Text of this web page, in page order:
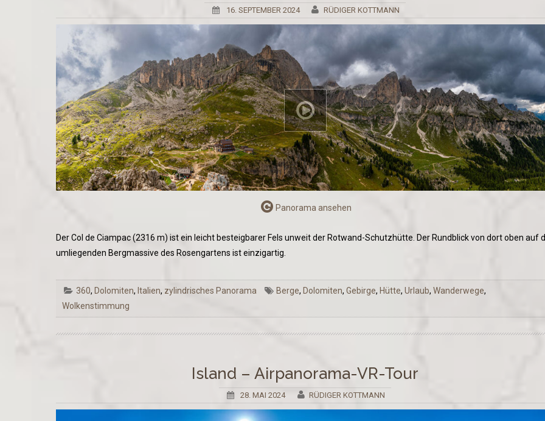
16. SEPTEMBER 2024 RÜDIGER KOTTMANN
Panorama ansehen
Der Col de Ciampac (2316 m) ist ein leicht besteigbarer Fels unweit der Rotwand-Schutzhütte. Der Rundblick von dort oben auf
umliegenden Bergmassive des Rosengartens ist einzigartig.
360, Dolomiten, Italien, zylindrisches Panorama Berge, Dolomiten,Gebirge, Hütte,Urlaub,Wanderwege,
Wolkenstimmung
Island – Airpanorama-VR-Tour
28. MAI 2024 RÜDIGER KOTTMANN